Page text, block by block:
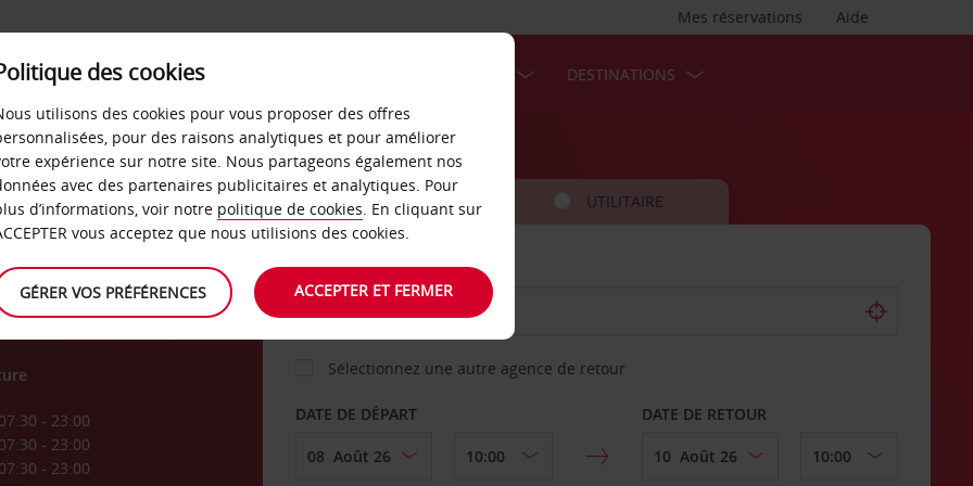
Aide
Mes réservations
LIBRE-SERVICE DESTINATIONS
07:30 - 23:00
07:30 - 23:00
07:30 - 23:00
VOITURE UTILITAIRE
AGENCE DE DÉPART
Sélectionnez une autre agence de retour
DATE DE DÉPART DATE DE RETOUR
des cookies
utilisons des cookies pour vous proposer des offres
pour des raisons analytiques et pour améliorer
expérience sur notre site. Nous partageons également nos
avec des partenaires publicitaires et analytiques. Pour
d’informations, voir notre politique de cookies. En cliquant sur
vous acceptez que nous utilisions des cookies.
GÉRER VOS PRÉFÉRENCES ACCEPTER ET FERMER